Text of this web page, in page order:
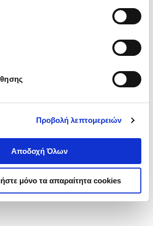
Προβολή λεπτομερειών
Αποδοχή Όλων
μόνο τα απαραίτητα cookies